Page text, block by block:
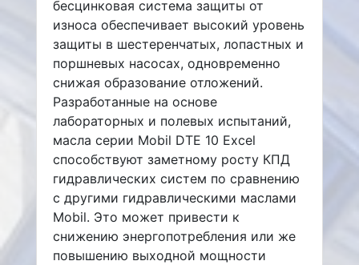
бесцинковая система защиты от
износа обеспечивает высокий уровень
защиты в шестеренчатых, лопастных и
поршневых насосах, одновременно
снижая образование отложений.
Разработанные на основе
лабораторных и полевых испытаний,
масла серии Mobil DTE 10 Excel
способствуют заметному росту КПД
гидравлических систем по сравнению
с другими гидравлическими маслами
Mobil. Это может привести к
снижению энергопотребления или же
повышению выходной мощности